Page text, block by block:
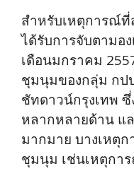
สำหรับเหตุการณ์
ได้รับการจับตามอ
เดือนมกราคม
ชุมนุมของกลุ่ม กป
ชัทดาวน์กรุงเทพ
หลากหลายด้าน แ
มากมาย บางเหตุ
ชุมนุม เช่นเหตุกา